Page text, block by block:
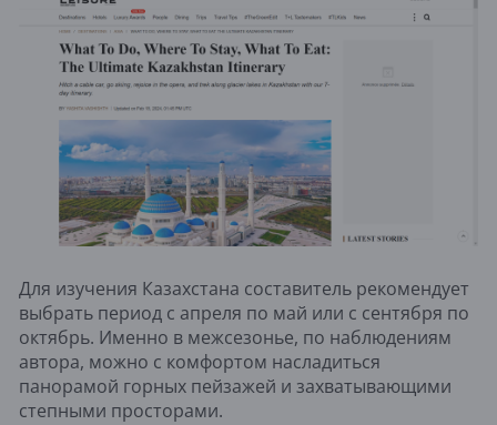
Для изучения Казахстана составитель рекомендует
выбрать период с апреля по май или с сентября по
октябрь. Именно в межсезонье, по наблюдениям
автора, можно с комфортом насладиться
панорамой горных пейзажей и захватывающими
степными просторами.